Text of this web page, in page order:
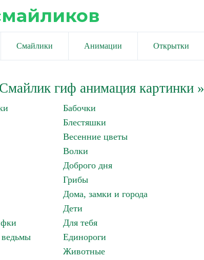
Смайлики Анимации Открытки
Смайлик гиф анимация картинки»
Бабочки
Блестяшки
Весенние цветы
Волки
Доброго дня
Грибы
Дома, замки и города
Дети
Для тебя
Единороги
Животные